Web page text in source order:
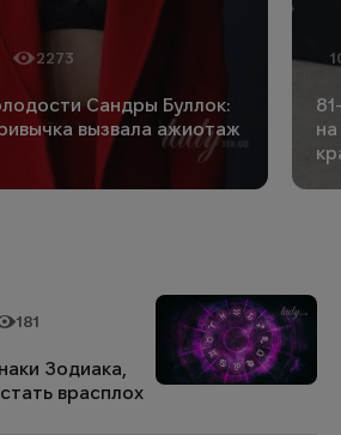
2273
Сандры Буллок:
вызвала ажиотаж
181
Зодиака,
врасплох